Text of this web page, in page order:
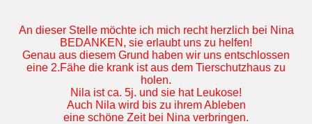
An dieser Stelle möchte ich mich recht herzlich bei Nina
BEDANKEN, sie erlaubt uns zu helfen!
Genau aus diesem Grund haben wir uns entschlossen
eine 2.Fähe die krank ist aus dem Tierschutzhaus zu
holen.
Nila ist ca. 5j. und sie hat Leukose!
Auch Nila wird bis zu ihrem Ableben
eine schöne Zeit bei Nina verbringen.